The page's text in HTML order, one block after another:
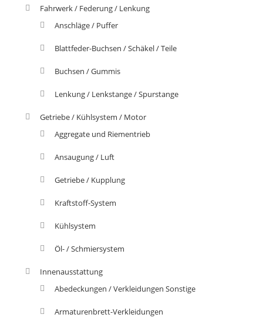
Fahrwerk / Federung / Lenkung
Anschläge / Puffer
Blattfeder-Buchsen / Schäkel / Teile
Buchsen / Gummis
Lenkung / Lenkstange / Spurstange
Getriebe / Kühlsystem / Motor
Aggregate und Riementrieb
Ansaugung / Luft
Getriebe / Kupplung
Kraftstoff-System
Kühlsystem
Öl- / Schmiersystem
Innenausstattung
Abedeckungen / Verkleidungen Sonstige
Armaturenbrett-Verkleidungen